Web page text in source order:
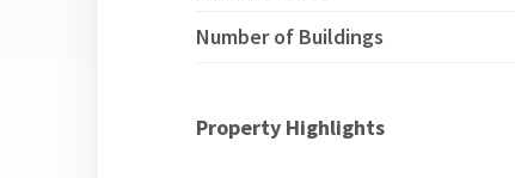
Number of Buildings
Property Highlights